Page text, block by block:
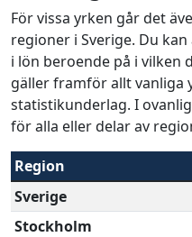
För vissa yrken går det
regioner i Sverige. Du
i lön beroende på i vilken
gäller framför allt vanliga
statistikunderlag. I
för alla eller delar av
Region
Sverige
Stockholm